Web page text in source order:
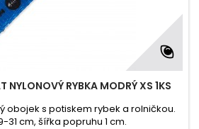
NYLONOVÝ RYBKA MODRÝ XS 1KS
obojek s potiskem rybek a rolničkou.
31 cm, šířka popruhu 1 cm.